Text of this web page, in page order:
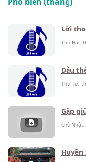
Lời
Thứ Hai,
Dẫu
Thứ Tư,
Gặp
Chủ
Huyền